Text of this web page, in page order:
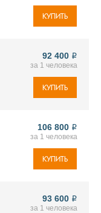
КУПИТЬ
92 400 i
за 1 человека
КУПИТЬ
106 800 i
за 1 человека
КУПИТЬ
93 600 i
за 1 человека